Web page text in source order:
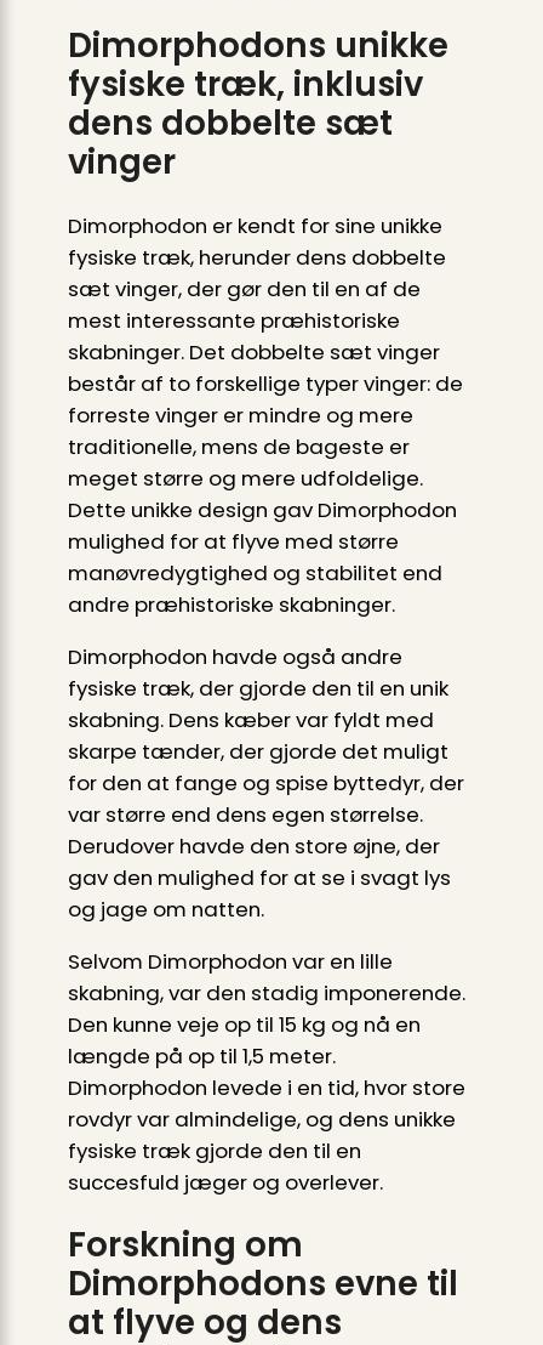
Dimorphodons unikke
fysiske træk, inklusiv
dens dobbelte sæt
vinger
Dimorphodon er kendt for sine unikke
fysiske træk, herunder dens dobbelte
sæt vinger, der gør den til en af de
mest interessante præhistoriske
skabninger. Det dobbelte sæt vinger
består af to forskellige typer vinger: de
forreste vinger er mindre og mere
traditionelle, mens de bageste er
meget større og mere udfoldelige.
Dette unikke design gav Dimorphodon
mulighed for at flyve med større
manøvredygtighed og stabilitet end
andre præhistoriske skabninger.
Dimorphodon havde også andre
fysiske træk, der gjorde den til en unik
skabning. Dens kæber var fyldt med
skarpe tænder, der gjorde det muligt
for den at fange og spise byttedyr, der
var større end dens egen størrelse.
Derudover havde den store øjne, der
gav den mulighed for at se i svagt lys
og jage om natten.
Selvom Dimorphodon var en lille
skabning, var den stadig imponerende.
Den kunne veje op til 15 kg og nå en
længde på op til 1,5 meter.
Dimorphodon levede i en tid, hvor store
rovdyr var almindelige, og dens unikke
fysiske træk gjorde den til en
succesfuld jæger og overlever.
Forskning om
Dimorphodons evne til
at flyve og dens